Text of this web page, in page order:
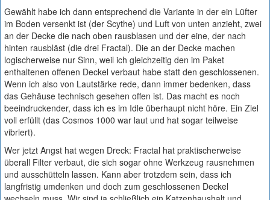
Gewählt habe ich dann entsprechend die Variante in der ein Lüfter
im Boden versenkt ist (der Scythe) und Luft von unten anzieht, zwei
an der Decke die nach oben rausblasen und der eine, der nach
hinten rausbläst (die drei Fractal). Die an der Decke machen
logischerweise nur Sinn, weil ich gleichzeitig den im Paket
enthaltenen offenen Deckel verbaut habe statt den geschlossenen.
Wenn ich also von Lautstärke rede, dann immer bedenken, dass
das Gehäuse technisch gesehen offen ist. Das macht es noch
beeindruckender, dass ich es im Idle überhaupt nicht höre. Ein Ziel
voll erfüllt (das Cosmos 1000 war laut und hat sogar teilweise
vibriert).
Wer jetzt Angst hat wegen Dreck: Fractal hat praktischerweise
überall Filter verbaut, die sich sogar ohne Werkzeug rausnehmen
und ausschütteln lassen. Kann aber trotzdem sein, dass ich
langfristig umdenken und doch zum geschlossenen Deckel